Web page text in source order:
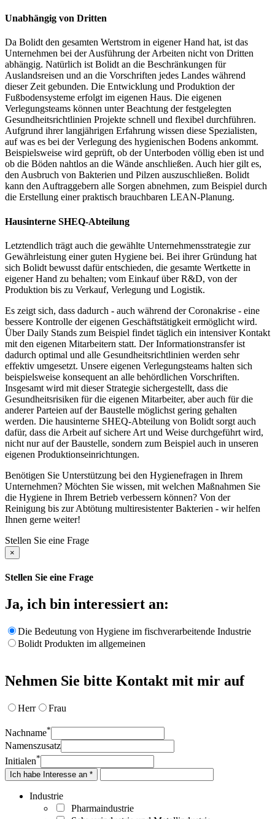
Unabhängig von Dritten
Da Bolidt den gesamten Wertstrom in eigener Hand hat, ist das
Unternehmen bei der Ausführung der Arbeiten nicht von Dritten
abhängig. Natürlich ist Bolidt an die Beschränkungen für
Auslandsreisen und an die Vorschriften jedes Landes während
dieser Zeit gebunden. Die Entwicklung und Produktion der
Fußbodensysteme erfolgt im eigenen Haus. Die eigenen
Verlegungsteams können unter Beachtung der festgelegten
Gesundheitsrichtlinien Projekte schnell und flexibel durchführen.
Aufgrund ihrer langjährigen Erfahrung wissen diese Spezialisten,
auf was es bei der Verlegung des hygienischen Bodens ankommt.
Beispielsweise wird geprüft, ob der Unterboden völlig eben ist und
ob die Böden nahtlos an die Wände anschließen. Auch hier gilt es,
den Ausbruch von Bakterien und Pilzen auszuschließen. Bolidt
kann den Auftraggebern alle Sorgen abnehmen, zum Beispiel durch
die Erstellung einer praktisch brauchbaren LEAN-Planung.
Hausinterne SHEQ-Abteilung
Letztendlich trägt auch die gewählte Unternehmensstrategie zur
Gewährleistung einer guten Hygiene bei. Bei ihrer Gründung hat
sich Bolidt bewusst dafür entschieden, die gesamte Wertkette in
eigener Hand zu behalten; vom Einkauf über R&D, von der
Produktion bis zu Verkauf, Verlegung und Logistik.
Es zeigt sich, dass dadurch - auch während der Coronakrise - eine
bessere Kontrolle der eigenen Geschäftstätigkeit ermöglicht wird.
Über Daily Stands zum Beispiel findet täglich ein intensiver Kontakt
mit den eigenen Mitarbeitern statt. Der Informationstransfer ist
dadurch optimal und alle Gesundheitsrichtlinien werden sehr
effektiv umgesetzt. Unsere eigenen Verlegungsteams halten sich
beispielsweise konsequent an alle behördlichen Vorschriften.
Insgesamt wird mit dieser Strategie sichergestellt, dass die
Gesundheitsrisiken für die eigenen Mitarbeiter, aber auch für die
anderer Parteien auf der Baustelle möglichst gering gehalten
werden. Die hausinterne SHEQ-Abteilung von Bolidt sorgt auch
dafür, dass die Arbeit auf sichere Art und Weise durchgeführt wird,
nicht nur auf der Baustelle, sondern zum Beispiel auch in unseren
eigenen Produktionseinrichtungen.
Benötigen Sie Unterstützung bei den Hygienefragen in Ihrem
Unternehmen? Möchten Sie wissen, mit welchen Maßnahmen Sie
die Hygiene in Ihrem Betrieb verbessern können? Von der
Reinigung bis zur Abtötung multiresistenter Bakterien - wir helfen
Ihnen gerne weiter!
Stellen Sie eine Frage
×
Stellen Sie eine Frage
Ja, ich bin interessiert an:
Die Bedeutung von Hygiene im fischverarbeitende Industrie
Bolidt Produkten im allgemeinen
Nehmen Sie bitte Kontakt mit mir auf
Herr Frau
Nachname*
Namenszusatz
Initialen*
Ich habe Interesse an *
Industrie
Pharmaindustrie